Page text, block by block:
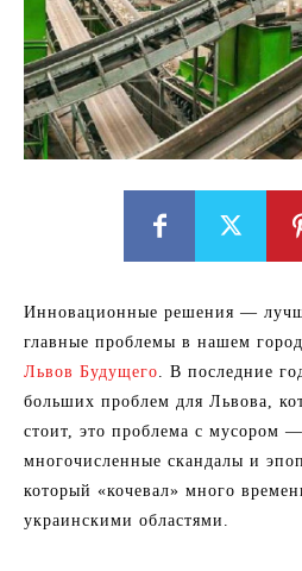
Инновационные решения —
главные проблемы в нашем
Львов Будущего. В последние
больших проблем для Львова,
стоит, это проблема с мусором
многочисленные скандалы и
который «кочевал» много
украинскими областями.